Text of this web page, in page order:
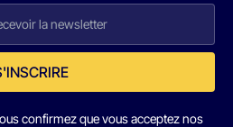
confirmez que vous acceptez nos